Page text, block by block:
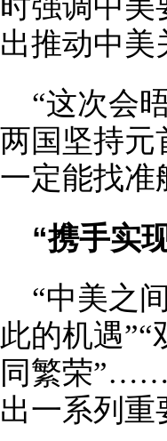
出推动中美
“这次会
两国坚持元
一定能找准
“携手实
“中美之
此的机遇
同繁荣”……
出一系列重